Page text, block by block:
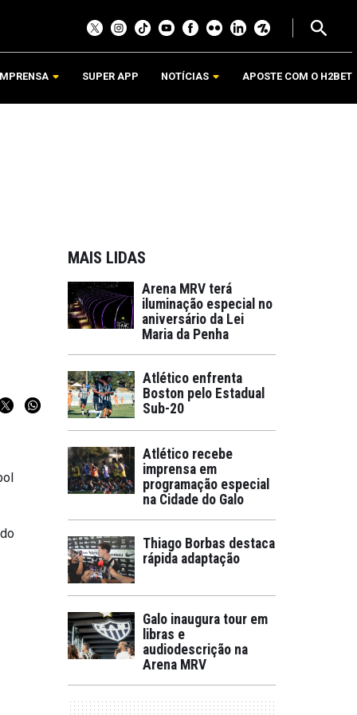
SUPER APP NOTÍCIAS APOSTE COM O H2BET
MAIS LIDAS
Arena MRV terá
iluminação especial no
aniversário da Lei
Maria da Penha
Atlético enfrenta
Boston pelo Estadual
Sub-20
Atlético recebe
imprensa em
programação especial
na Cidade do Galo
Thiago Borbas destaca
rápida adaptação
Galo inaugura tour em
libras e
audiodescrição na
Arena MRV